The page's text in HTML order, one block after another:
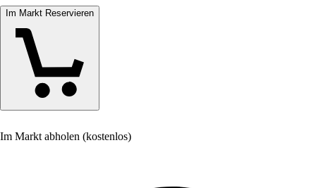
Im Markt Reservieren
Im Markt abholen (kostenlos)